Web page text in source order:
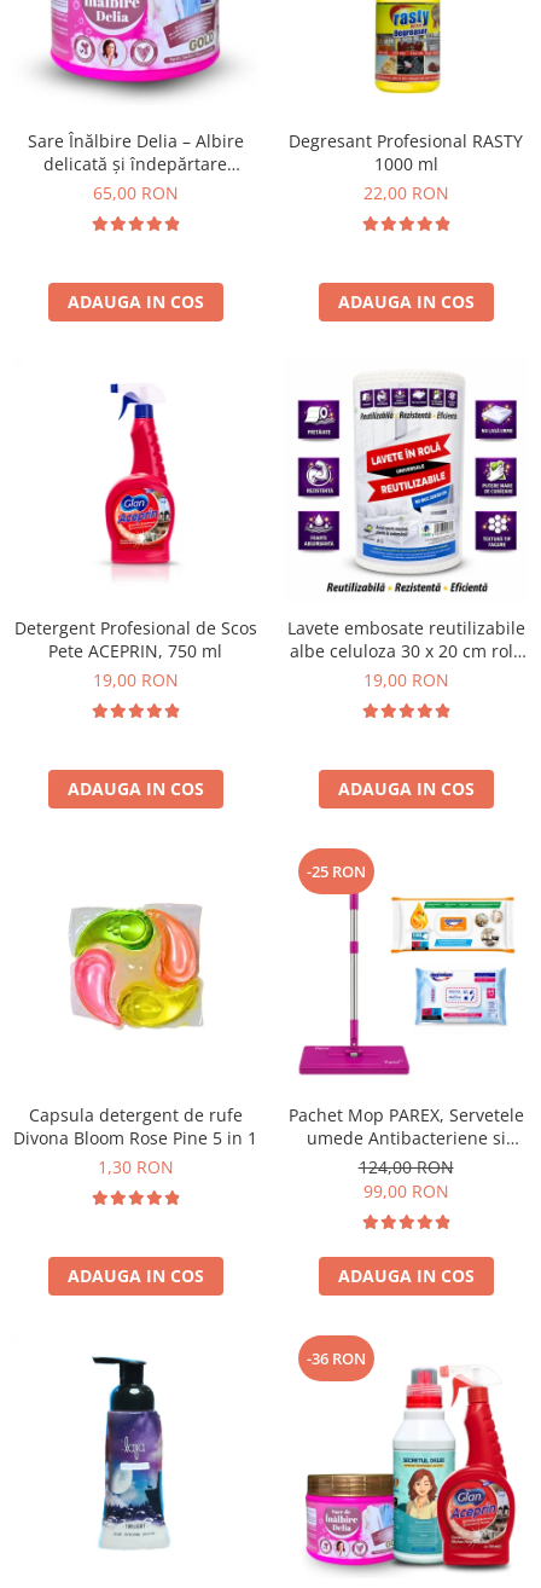
Insecticide
Dezinfectante
Absorbanti de Umiditate & Rezerve
Bioactivatori & Tratamente Fose
Septice
Manusi Protectie
Solutii curatare mobila
Ceaiuri
Cosmetice
Vopsea Par
Ingrijire Par
Ingrijire corp
Ingrijire maini
Ingrijire picioare
Îngrijire Ten
Curatare Intretinere Incaltaminte
Fond de ten
Sampon
Sare de baie
Servetele Umede
Sare Înălbire Delia – Albire
delicată și îndepărtare
eficientă a petelor 500 g
65,00 RON
ADAUGA IN COS
Degresant Profesional RASTY
1000 ml
22,00 RON
ADAUGA IN COS
Detergent Profesional de Scos
Pete ACEPRIN, 750 ml
19,00 RON
ADAUGA IN COS
Lavete embosate reutilizabile
albe celuloza 30 x 20 cm rola
50 bucati
19,00 RON
ADAUGA IN COS
Capsula detergent de rufe
Divona Bloom Rose Pine 5 in 1
1,30 RON
ADAUGA IN COS
-25 RON
Pachet Mop PAREX, Servetele
umede Antibacteriene si
Multisuprafete
124,00 RON
99,00 RON
ADAUGA IN COS
-36 RON